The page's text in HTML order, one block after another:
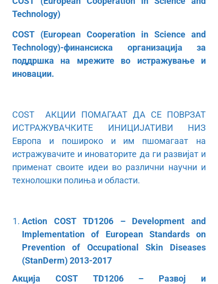
Technology)
COST (European Cooperation in Science and
Technology)-финансиска организација за
поддршка на мрежите во истражување и
иновации.
COST АКЦИИ ПОМАГААТ ДА СЕ ПОВРЗАТ
ИСТРАЖУВАЧКИТЕ ИНИЦИЈАТИВИ НИЗ
Европа и пошироко и им пшомагаат на
истражувачите и иноваторите да ги развијат и
применат своите идеи во различни научни и
технолошки полиња и области.
Action COST TD1206 – Development and
Implementation of European Standards on
Prevention of Occupational Skin Diseases
(StanDerm)2013-2017
Акција COST TD1206 – Развој и